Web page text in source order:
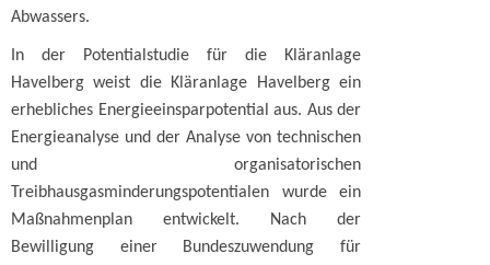
Abwassers.
In der Potentialstudie für die Kläranlage
Havelberg weist die Kläranlage Havelberg ein
erhebliches Energieeinsparpotential aus. Aus der
Energieanalyse und der Analyse von technischen
und organisatorischen
Treibhausgasminderungspotentialen wurde ein
Maßnahmenplan entwickelt. Nach der
Bewilligung einer Bundeszuwendung für